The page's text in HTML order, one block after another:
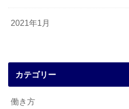
2021年1月
カテゴリー
働き方